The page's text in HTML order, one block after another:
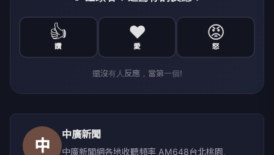
👍
讚
❤️
愛
😡
怒
還沒有人反應，當第一個!
中
中廣新聞
中廣新聞網各地收聽頻率 AM648台北桃園、